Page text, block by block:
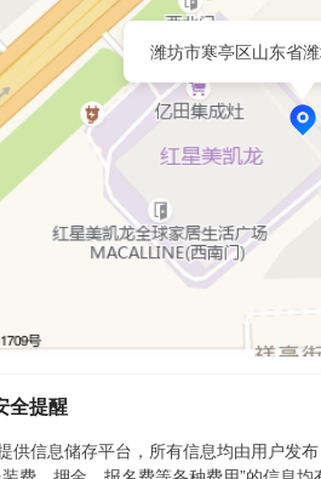
潍坊市寒亭区山东省
全提醒
供信息储存平台，所有信息均由用户发